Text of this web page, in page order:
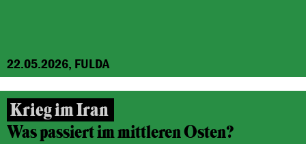
22.05.2026, FULDA
Krieg im Iran
Was passiert im mittleren Osten?